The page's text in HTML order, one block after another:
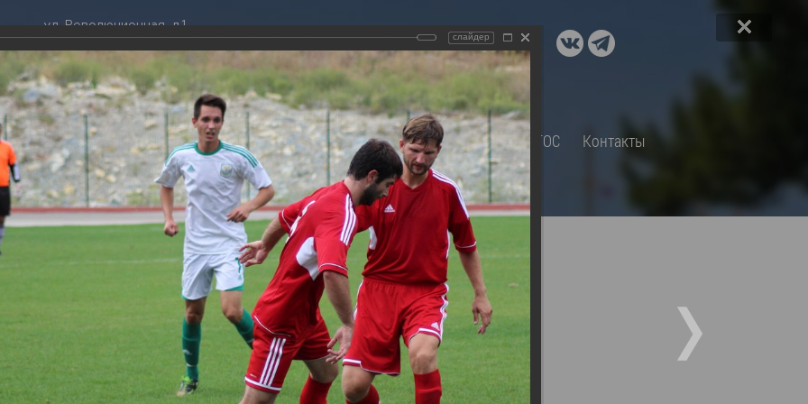
ул. Революционная, д.1
gelendzhik@mo.krasnodar.ru
АA+
Администрация Руководители Документы КСП Обращения ТОС Контакты
задачи и функции
данных
информация
реформа
коррупции
информация
служба
ДУМА
Новости
Структура
Депутат ЗСК
Депутат ГД
График приёмов граждан
депутатами
Депутатское объединение
Совет молодых депутатов
Законотворчество
Постоянные комиссии и график
заседаний
Сведения о доходах, расходах, об
ДОКУМЕНТЫ
Правовые акты и их экспертиза
Оценка регулирующего
воздействия
Экспертиза действующих
нормативных правовых актов
Оценка применения
Муниципальный контроль
Градостроительная деятельность
Порядок обжалования
между командами «Спартак-Д» – «Славянск»
матч между командами «Спартак-Д» – «Славянск» (17 фото)
слайдер